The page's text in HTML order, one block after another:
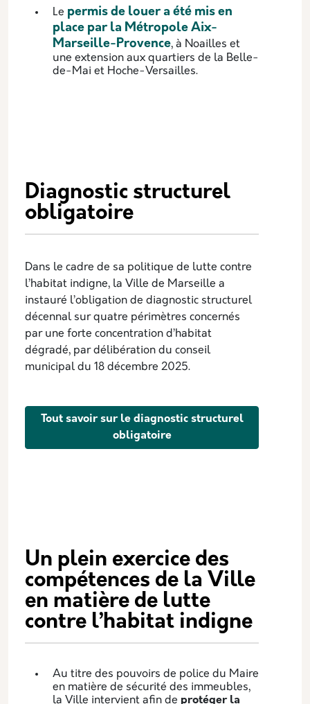
Le permis de louer a été mis en
place par la Métropole Aix-
Marseille-Provence, à Noailles et
une extension aux quartiers de la Belle-
de-Mai et Hoche-Versailles.
Diagnostic structurel
obligatoire
Dans le cadre de sa politique de lutte contre
l’habitat indigne, la Ville de Marseille a
instauré l’obligation de diagnostic structurel
décennal sur quatre périmètres concernés
par une forte concentration d’habitat
dégradé, par délibération du conseil
municipal du 18 décembre 2025.
Tout savoir sur le diagnostic structurel
obligatoire
Un plein exercice des
compétences de la Ville
en matière de lutte
contre l’habitat indigne
Au titre des pouvoirs de police du Maire
en matière de sécurité des immeubles,
la Ville intervient afin de protéger la